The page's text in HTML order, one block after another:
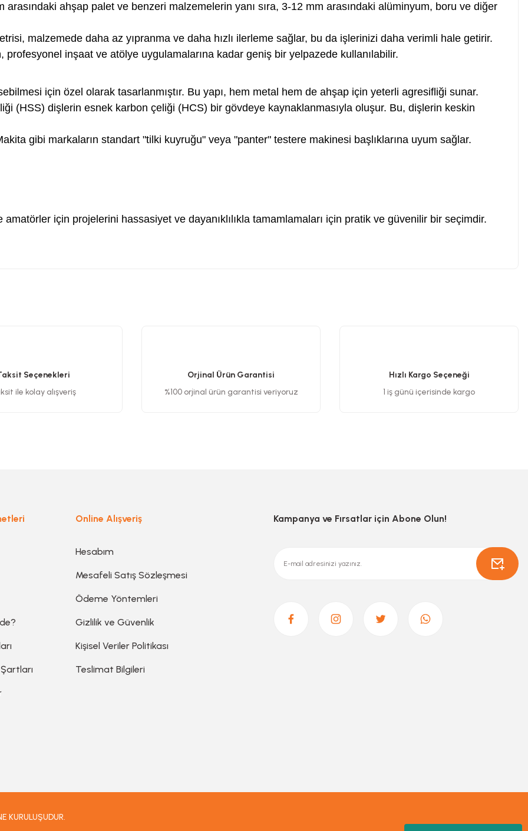
arasındaki ahşap palet ve benzeri malzemelerin yanı sıra, 3-12 mm arasındaki alüminyum, boru ve diğer
malzemede daha az yıpranma ve daha hızlı ilerleme sağlar, bu da işlerinizi daha verimli hale getirir.
profesyonel inşaat ve atölye uygulamalarına kadar geniş bir yelpazede kullanılabilir.
için özel olarak tasarlanmıştır. Bu yapı, hem metal hem de ahşap için yeterli agresifliği sunar.
(HSS) dişlerin esnek karbon çeliği (HCS) bir gövdeye kaynaklanmasıyla oluşur. Bu, dişlerin keskin
gibi markaların standart "tilki kuyruğu" veya "panter" testere makinesi başlıklarına uyum sağlar.
için projelerini hassasiyet ve dayanıklılıkla tamamlamaları için pratik ve güvenilir bir seçimdir.
Seçenekleri
ile kolay alışveriş
Orjinal Ürün Garantisi
%100 orjinal ürün garantisi veriyoruz
Hızlı Kargo Seçeneği
1 iş günü içerisinde kargo
Online Alışveriş
Hesabım
Mesafeli Satış Sözleşmesi
Ödeme Yöntemleri
Gizlilik ve Güvenlik
Kişisel Veriler Politikası
Teslimat Bilgileri
Kampanya ve Fırsatlar için Abone Olun!
KURULUŞUDUR.